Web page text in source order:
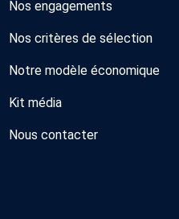
Nos engagements
Nos critères de sélection
Notre modèle économique
Kit média
Nous contacter